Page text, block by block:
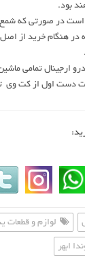
بود.
است در صورتی که شمع
هنگام خرید از اصل
ارجینال تمامی
دست اول از کت وی
لوازم و قطعات
ابهر